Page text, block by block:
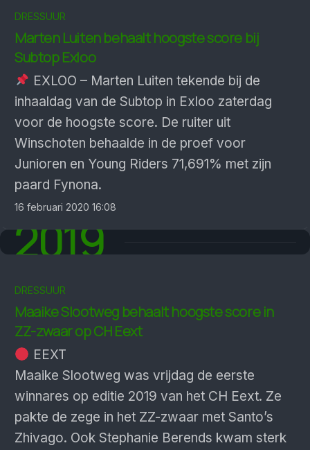
DRESSUUR
Marten Luiten behaalt hoogste score bij
Subtop Exloo
EXLOO – Marten Luiten tekende bij de
inhaaldag van de Subtop in Exloo zaterdag
voor de hoogste score. De ruiter uit
Winschoten behaalde in de proef voor
Junioren en Young Riders 71,691% met zijn
paard Fynona.
16 februari 2020 16:08
2019
DRESSUUR
Maaike Slootweg behaalt hoogste score in
ZZ-zwaar op CH Eext
EEXT
Maaike Slootweg was vrijdag de eerste
winnares op editie 2019 van het CH Eext. Ze
pakte de zege in het ZZ-zwaar met Santo’s
Zhivago. Ook Stephanie Berends kwam sterk